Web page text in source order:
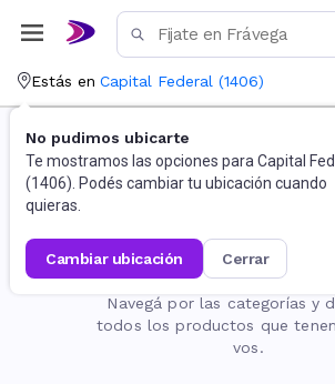
Estás en Capital Federal (1406)
No pudimos ubicarte
Te mostramos las opciones para Capital
(1406). Podés cambiar tu ubicación cuando
quieras.
cambiar ubicación cerrar
La página no
Navegá por las categorías y
todos los productos que
vos.